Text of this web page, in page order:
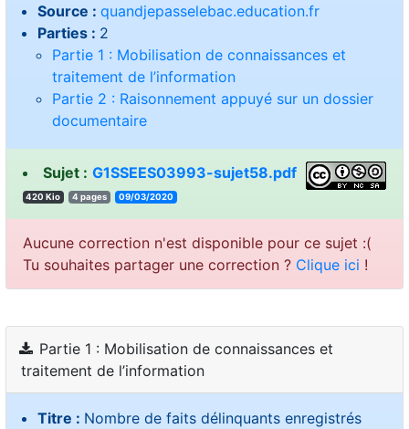
Source : quandjepasselebac.education.fr
Parties : 2
Partie 1 : Mobilisation de connaissances et
traitement de l’information
Partie 2 : Raisonnement appuyé sur un dossier
documentaire
Sujet : G1SSEES03993-sujet58.pdf
420 Kio 4 pages 09/03/2020
Aucune correction n'est disponible pour ce sujet :(
Tu souhaites partager une correction ? Clique ici !
Partie 1 : Mobilisation de connaissances et
traitement de l’information
Titre : Nombre de faits délinquants enregistrés